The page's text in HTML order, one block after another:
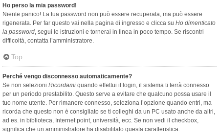
Ho perso la mia password!
Niente panico! La tua password non può essere recuperata, ma può essere
rigenerata. Per far questo vai nella pagina di ingresso e clicca su Ho dimenticato
la password, segui le istruzioni e tornerai in linea in poco tempo. Se riscontri
difficoltà, contatta l’amministratore.
Top
Perché vengo disconnesso automaticamente?
Se non selezioni Ricordami quando effettui il login, il sistema ti terrà connesso
per un periodo prestabilito. Questo serve a evitare che qualcuno possa usare il
tuo nome utente. Per rimanere connesso, seleziona l’opzione quando entri, ma
ricorda che questo non è consigliato se ti colleghi da un PC usato anche da altri,
ad es. in biblioteca, Internet point, università, ecc. Se non vedi il checkbox,
significa che un amministratore ha disabilitato questa caratteristica.